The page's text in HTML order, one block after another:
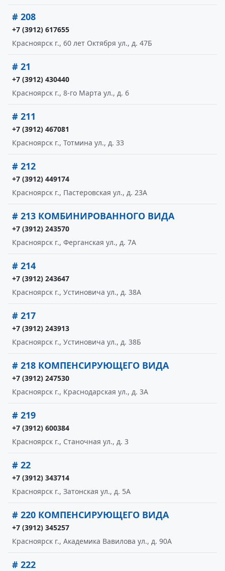
# 208
+7 (3912) 617655
Красноярск г., 60 лет Октября ул., д. 47Б
# 21
+7 (3912) 430440
Красноярск г., 8-го Марта ул., д. 6
# 211
+7 (3912) 467081
Красноярск г., Тотмина ул., д. 33
# 212
+7 (3912) 449174
Красноярск г., Пастеровская ул., д. 23А
# 213 КОМБИНИРОВАННОГО ВИДА
+7 (3912) 243570
Красноярск г., Ферганская ул., д. 7А
# 214
+7 (3912) 243647
Красноярск г., Устиновича ул., д. 38А
# 217
+7 (3912) 243913
Красноярск г., Устиновича ул., д. 38Б
# 218 КОМПЕНСИРУЮЩЕГО ВИДА
+7 (3912) 247530
Красноярск г., Краснодарская ул., д. 3А
# 219
+7 (3912) 600384
Красноярск г., Станочная ул., д. 3
# 22
+7 (3912) 343714
Красноярск г., Затонская ул., д. 5А
# 220 КОМПЕНСИРУЮЩЕГО ВИДА
+7 (3912) 345257
Красноярск г., Академика Вавилова ул., д. 90А
# 222